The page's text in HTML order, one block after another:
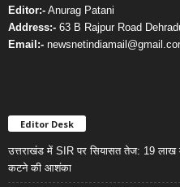
Editor:- Anurag Patani
Address:- 63 B Rajpur Road
Email:-
Editor Desk
उत्तराखंड में SIR पर सियासत तेज: 19 लाख
कटने की आशंका